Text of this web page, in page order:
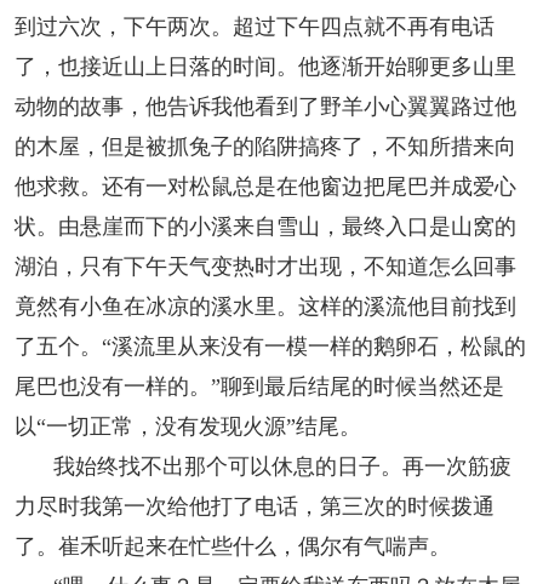
到过六次，下午两次。超过下午四点就不再有电话
了，也接近山上日落的时间。他逐渐开始聊更多山里
动物的故事，他告诉我他看到了野羊小心翼翼路过他
的木屋，但是被抓兔子的陷阱搞疼了，不知所措来向
他求救。还有一对松鼠总是在他窗边把尾巴并成爱心
状。由悬崖而下的小溪来自雪山，最终入口是山窝的
湖泊，只有下午天气变热时才出现，不知道怎么回事
竟然有小鱼在冰凉的溪水里。这样的溪流他目前找到
了五个。“溪流里从来没有一模一样的鹅卵石，松鼠的
尾巴也没有一样的。”聊到最后结尾的时候当然还是
以“一切正常，没有发现火源”结尾。
我始终找不出那个可以休息的日子。再一次筋疲
力尽时我第一次给他打了电话，第三次的时候拨通
了。崔禾听起来在忙些什么，偶尔有气喘声。